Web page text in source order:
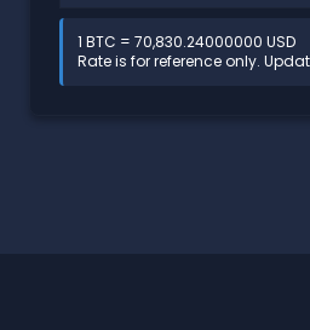
1 BTC = 70,830.24000000 USD
Rate is for reference only.